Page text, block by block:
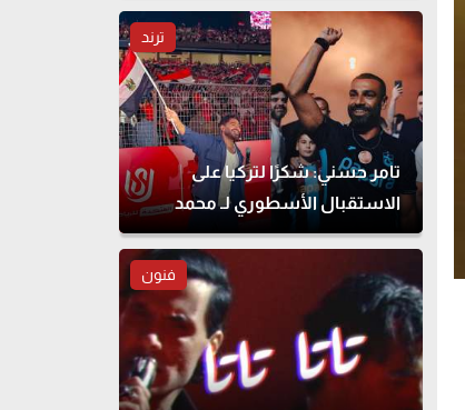
ترند
تامر حسني: شكرًا لتركيا على
الاستقبال الأسطوري لـ محمد
صلاح
فنون